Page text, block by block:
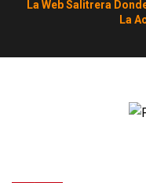
La Web Salitrera
La